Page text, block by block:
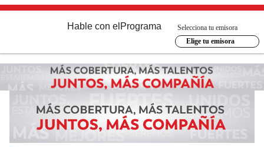
Hable con el Programa
Selecciona tu emisora
Elige tu emisora